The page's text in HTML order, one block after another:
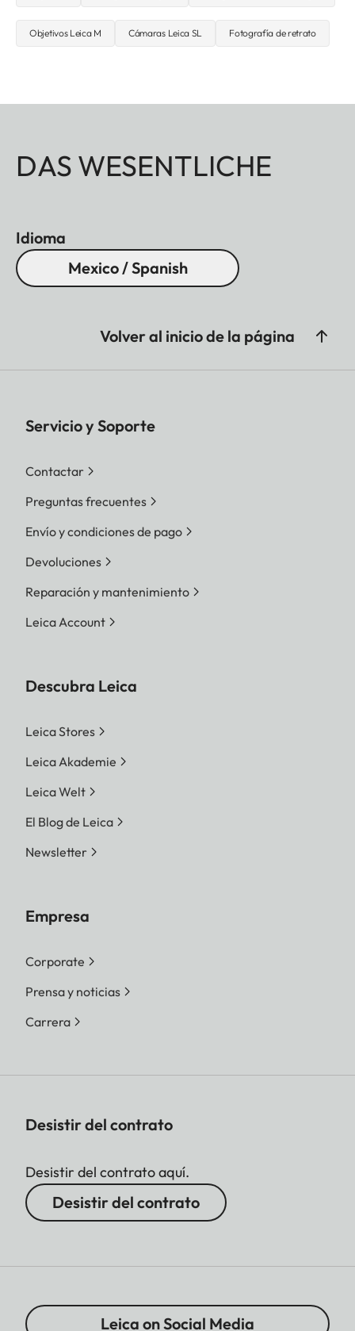
Objetivos Leica M Cámaras Leica SL Fotografía de retrato
DAS WESENTLICHE
Idioma
Mexico / Spanish
Volver al inicio de la página
Servicio y Soporte
Contactar
Preguntas frecuentes
Envío y condiciones de pago
Devoluciones
Reparación y mantenimiento
Leica Account
Descubra Leica
Leica Stores
Leica Akademie
Leica Welt
El Blog de Leica
Newsletter
Empresa
Corporate
Prensa y noticias
Carrera
Desistir del contrato
Desistir del contrato aquí.
Desistir del contrato
Leica on Social Media